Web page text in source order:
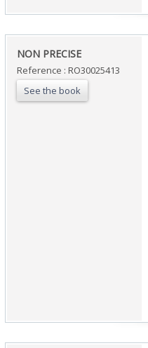
‎NON PRECISE‎
Reference : RO30025413
See the book